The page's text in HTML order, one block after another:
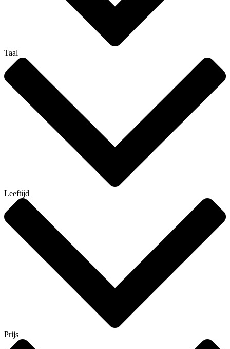
Taal
Leeftijd
Prijs